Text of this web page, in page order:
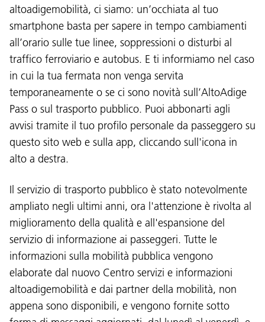
altoadigemobilità, ci siamo: un’occhiata al tuo
smartphone basta per sapere in tempo cambiamenti
all’orario sulle tue linee, soppressioni o disturbi al
traffico ferroviario e autobus. E ti informiamo nel caso
in cui la tua fermata non venga servita
temporaneamente o se ci sono novità sull’AltoAdige
Pass o sul trasporto pubblico. Puoi abbonarti agli
avvisi tramite il tuo profilo personale da passeggero su
questo sito web e sulla app, cliccando sull'icona in
alto a destra.
Il servizio di trasporto pubblico è stato notevolmente
ampliato negli ultimi anni, ora l'attenzione è rivolta al
miglioramento della qualità e all'espansione del
servizio di informazione ai passeggeri. Tutte le
informazioni sulla mobilità pubblica vengono
elaborate dal nuovo Centro servizi e informazioni
altoadigemobilità e dai partner della mobilità, non
appena sono disponibili, e vengono fornite sotto